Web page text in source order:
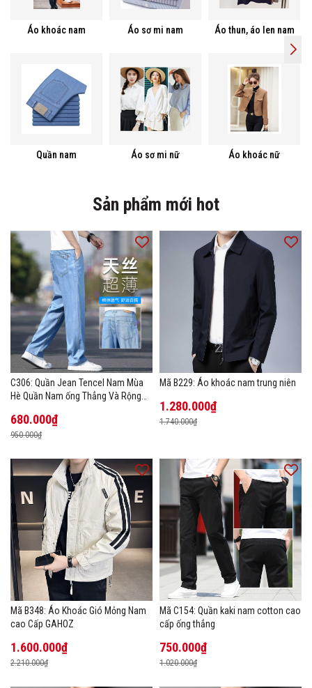
Áo khoác nam Áo sơ mi nam Áo thun, áo len nam
Quần nam Áo sơ mi nữ Áo khoác nữ
Sản phẩm mới hot
C306: Quần Jean Tencel Nam Mùa
Hè Quần Nam ống Thẳng Và Rộng
680.000₫
950.000₫
Mã B229: Áo khoác nam trung niên
1.280.000₫
1.740.000₫
Mã B348: Áo Khoác Gió Mỏng Nam
cao Cấp GAHOZ
1.600.000₫
2.210.000₫
Mã C154: Quần kaki nam cotton cao
cấp ống thẳng
750.000₫
1.020.000₫